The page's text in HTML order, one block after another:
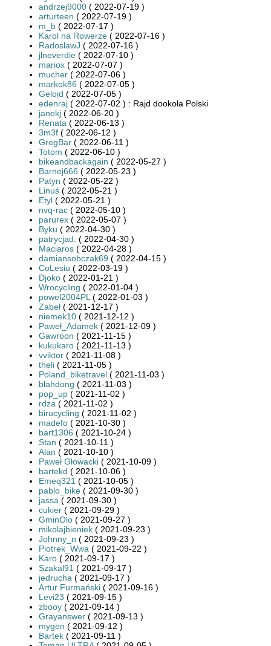
andrzej9000 ( 2022-07-19 )
arturteen ( 2022-07-19 )
m_b ( 2022-07-17 )
Karol na Rowerze ( 2022-07-16 )
RadoslawJ ( 2022-07-16 )
jlneverdie ( 2022-07-10 )
mariox ( 2022-07-07 )
mucher ( 2022-07-06 )
markok86 ( 2022-07-05 )
Geloid ( 2022-07-05 )
edenraj ( 2022-07-02 ) : Rajd dookoła Polski
janekj ( 2022-06-20 )
Renata ( 2022-06-13 )
3m3f ( 2022-06-12 )
GregBar ( 2022-06-11 )
Totom ( 2022-06-10 )
bikeandbackagain ( 2022-05-27 )
Barnej666 ( 2022-05-23 )
Patyn ( 2022-05-22 )
Linuś ( 2022-05-21 )
Etyl ( 2022-05-21 )
nvq-rac ( 2022-05-10 )
parurex ( 2022-05-07 )
Byku ( 2022-04-30 )
patrycjad. ( 2022-04-30 )
Maciaros ( 2022-04-28 )
damiansobczak69 ( 2022-04-15 )
CoLesiu ( 2022-03-19 )
Djoko ( 2022-01-21 )
Wrocycling ( 2022-01-04 )
powel2004PL ( 2022-01-03 )
Zabeł ( 2021-12-17 )
niemek10 ( 2021-12-12 )
Paweł_Adamek ( 2021-12-09 )
Gawroon ( 2021-11-15 )
kukukaro ( 2021-11-13 )
vviktor ( 2021-11-08 )
theli ( 2021-11-05 )
Poland_biketravel ( 2021-11-03 )
blahdong ( 2021-11-03 )
pop_up ( 2021-11-02 )
rdza ( 2021-11-02 )
birucycling ( 2021-11-02 )
madefo ( 2021-10-30 )
bart1306 ( 2021-10-24 )
Stan ( 2021-10-11 )
Alan ( 2021-10-10 )
Paweł Głowacki ( 2021-10-09 )
bartekd ( 2021-10-06 )
Emeq321 ( 2021-10-05 )
pablo_bike ( 2021-09-30 )
jassa ( 2021-09-30 )
cukier ( 2021-09-29 )
GminOlo ( 2021-09-27 )
mikolajbieniek ( 2021-09-23 )
Johnny_n ( 2021-09-23 )
Piotrek_Wwa ( 2021-09-22 )
Karo ( 2021-09-17 )
Szakal91 ( 2021-09-17 )
jedrucha ( 2021-09-17 )
Artur Furmański ( 2021-09-16 )
Levi23 ( 2021-09-15 )
zbooy ( 2021-09-14 )
Grayanswer ( 2021-09-13 )
mygen ( 2021-09-12 )
Bartek ( 2021-09-11 )